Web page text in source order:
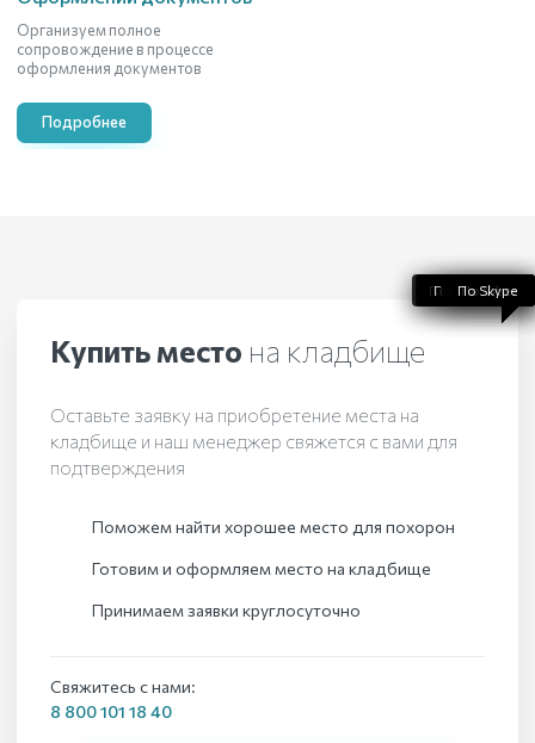
Организуем полное
сопровождение в процессе
оформления документов
Подробнее
Купить место на кладбище
Оставьте заявку на приобретение места на
кладбище и наш менеджер свяжется с вами для
подтверждения
Поможем найти хорошее место для похорон
Готовим и оформляем место на кладбище
Принимаем заявки круглосуточно
Свяжитесь с нами:
8 800 101 18 40
По телефону
По WhatsApp
По Telegram
По Viber
По Skype